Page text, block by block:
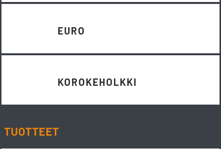
EURO
KOROKEHOLKKI
TUOTTEET